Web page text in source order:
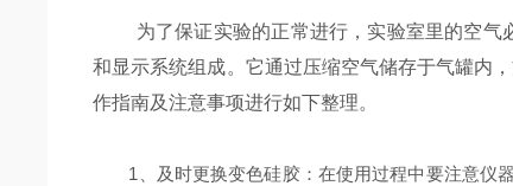
为了保证实验的正常进行，实验室里的空气
和显示系统组成。它通过压缩空气储存于气罐内
作指南及注意事项进行如下整理。
1、及时更换变色硅胶：在使用过程中要注意仪器